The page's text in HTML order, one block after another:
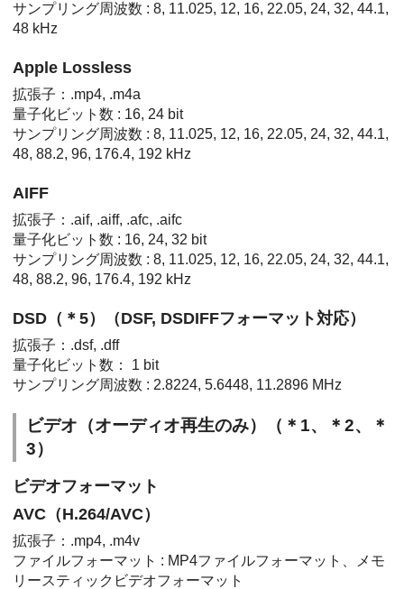
サンプリング周波数 : 8, 11.025, 12, 16, 22.05, 24, 32, 44.1,
48 kHz
Apple Lossless
拡張子：.mp4, .m4a
量子化ビット数 : 16, 24 bit
サンプリング周波数 : 8, 11.025, 12, 16, 22.05, 24, 32, 44.1,
48, 88.2, 96, 176.4, 192 kHz
AIFF
拡張子：.aif, .aiff, .afc, .aifc
量子化ビット数 : 16, 24, 32 bit
サンプリング周波数 : 8, 11.025, 12, 16, 22.05, 24, 32, 44.1,
48, 88.2, 96, 176.4, 192 kHz
DSD（＊5）（DSF, DSDIFFフォーマット対応）
拡張子：.dsf, .dff
量子化ビット数： 1 bit
サンプリング周波数 : 2.8224, 5.6448, 11.2896 MHz
ビデオ（オーディオ再生のみ）（＊1、＊2、＊
3）
ビデオフォーマット
AVC（H.264/AVC）
拡張子：.mp4, .m4v
ファイルフォーマット : MP4ファイルフォーマット、メモ
リースティックビデオフォーマット